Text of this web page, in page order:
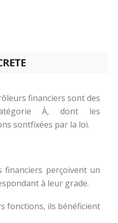
financiers sont des
À, dont les
sontfixées par la loi.
financiers perçoivent un
à leur grade.
fonctions, ils bénéficient